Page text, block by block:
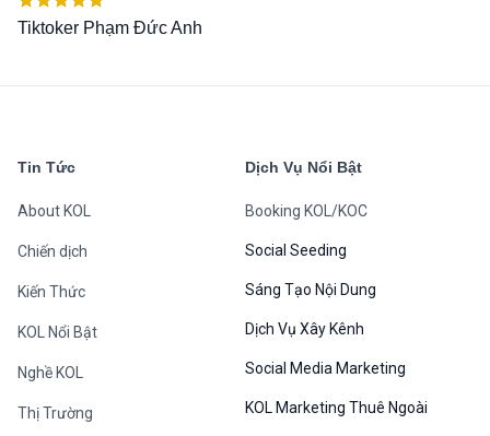
Tiktoker Phạm Đức Anh
Được xếp
Tin Tức
About KOL
Chiến dịch
Kiến Thức
KOL Nổi Bật
Nghề KOL
Thị Trường
Dịch Vụ Nổi Bật
Booking KOL/KOC
Social Seeding
Sáng Tạo Nội Dung
Dịch Vụ Xây Kênh
Social Media Marketing
KOL Marketing Thuê Ngoài